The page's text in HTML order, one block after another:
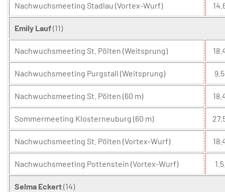
Nachwuchsmeeting Stadlau (Vortex-Wurf)
Emily Lauf(11)
Nachwuchsmeeting St. Pölten (Weitsprung)
Nachwuchsmeeting Purgstall (Weitsprung)
Nachwuchsmeeting St. Pölten (60 m)
Sommermeeting Klosterneuburg (60 m)
Nachwuchsmeeting St. Pölten (Vortex-Wurf)
Nachwuchsmeeting Pottenstein (Vortex-Wurf)
Selma Eckert(14)